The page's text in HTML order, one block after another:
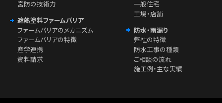
宮防の技術力
遮熱塗料ファームバリア
ファームバリアのメカニズム
ファームバリアの特徴
産学連携
資料請求
一般住宅
工場・店舗
防水・雨漏り
弊社の特徴
防水工事の種類
ご相談の流れ
施工例・主な実績